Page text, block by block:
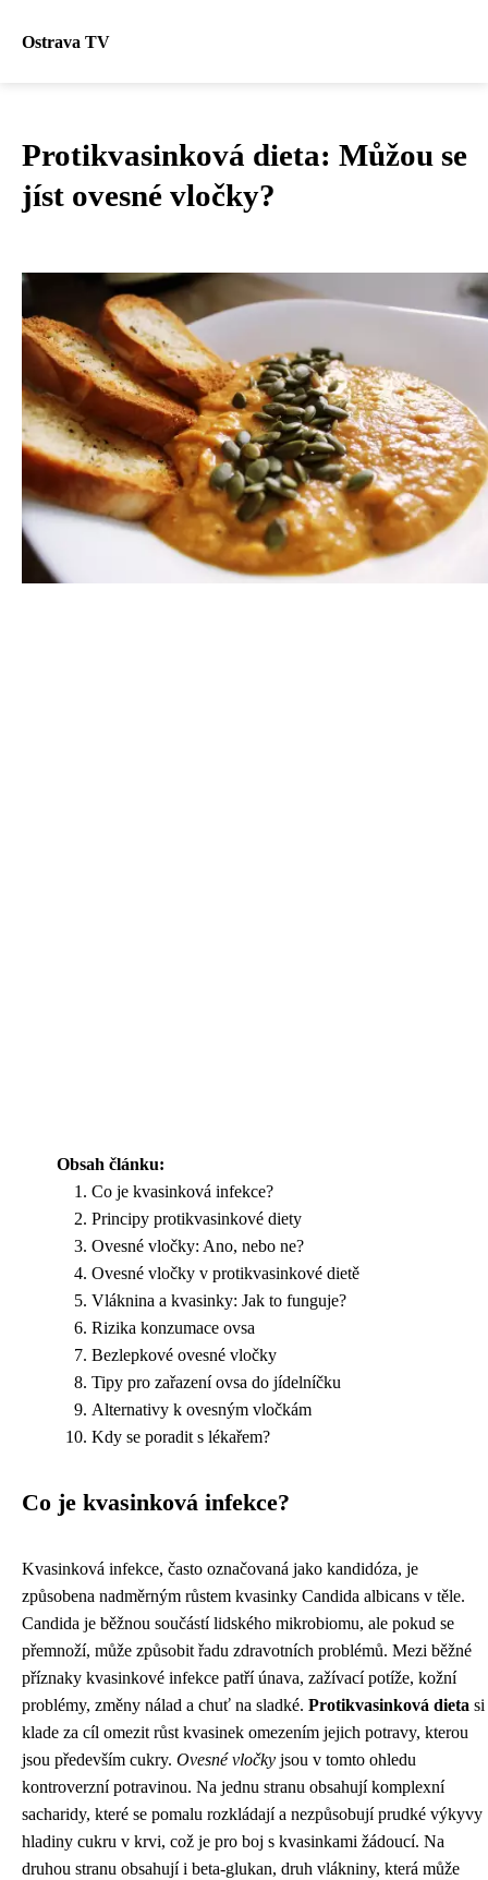
Ostrava TV
Protikvasinková dieta: Můžou se
jíst ovesné vločky?
Obsah článku:
Co je kvasinková infekce?
Principy protikvasinkové diety
Ovesné vločky: Ano, nebo ne?
Ovesné vločky v protikvasinkové dietě
Vláknina a kvasinky: Jak to funguje?
Rizika konzumace ovsa
Bezlepkové ovesné vločky
Tipy pro zařazení ovsa do jídelníčku
Alternativy k ovesným vločkám
Kdy se poradit s lékařem?
Co je kvasinková infekce?
Kvasinková infekce, často označovaná jako kandidóza, je
způsobena nadměrným růstem kvasinky Candida albicans v těle.
Candida je běžnou součástí lidského mikrobiomu, ale pokud se
přemnoží, může způsobit řadu zdravotních problémů. Mezi běžné
příznaky kvasinkové infekce patří únava, zažívací potíže, kožní
problémy, změny nálad a chuť na sladké. Protikvasinková dieta si
klade za cíl omezit růst kvasinek omezením jejich potravy, kterou
jsou především cukry. Ovesné vločky jsou v tomto ohledu
kontroverzní potravinou. Na jednu stranu obsahují komplexní
sacharidy, které se pomalu rozkládají a nezpůsobují prudké výkyvy
hladiny cukru v krvi, což je pro boj s kvasinkami žádoucí. Na
druhou stranu obsahují i ​​beta-glukan, druh vlákniny, která může